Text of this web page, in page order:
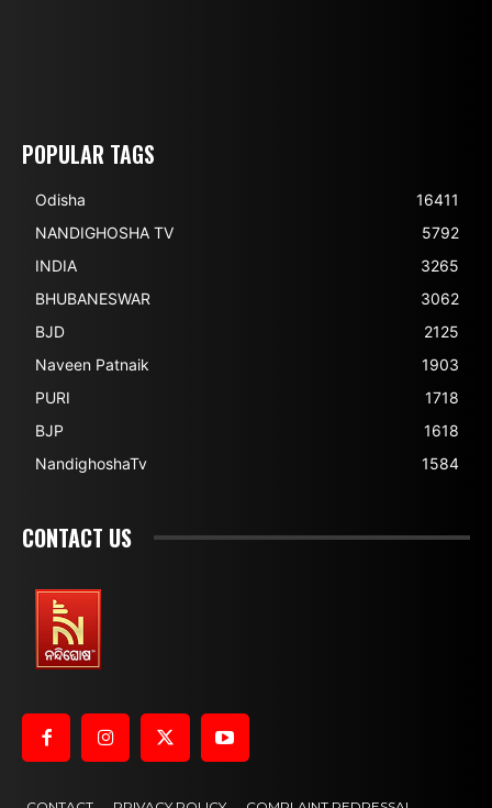
POPULAR TAGS
Odisha
16411
NANDIGHOSHA TV
5792
INDIA
3265
BHUBANESWAR
3062
BJD
2125
Naveen Patnaik
1903
PURI
1718
BJP
1618
NandighoshaTv
1584
CONTACT US